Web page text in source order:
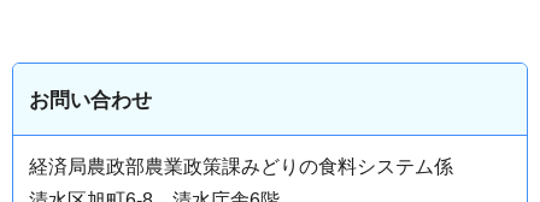
お問い合わせ
経済局農政部農業政策課みどりの食料システム係